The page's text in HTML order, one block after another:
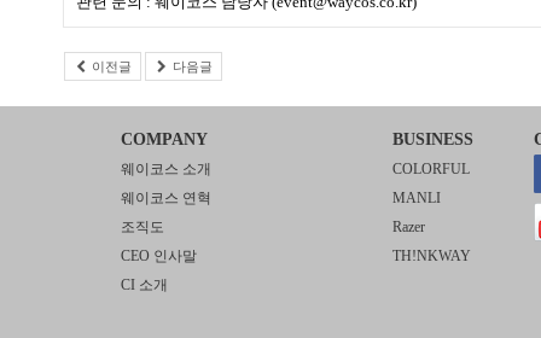
이전글 다음글
COMPANY
웨이코스 소개
웨이코스 연혁
조직도
CEO 인사말
CI 소개
BUSINESS
COLORFUL
MANLI
Razer
TH!NKWAY